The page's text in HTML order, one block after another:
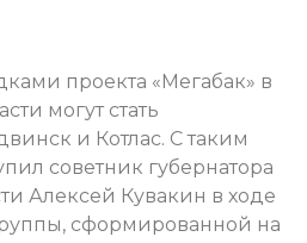
проекта «Мегабак» в
могут стать
и Котлас. С таким
советник губернатора
Алексей Кувакин в ходе
сформированной на